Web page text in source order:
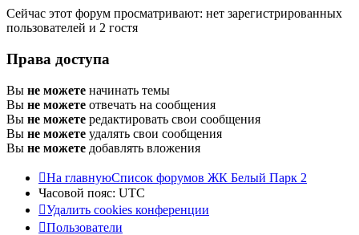
Сейчас этот форум просматривают: нет зарегистрированных
пользователей и 2 гостя
Права доступа
Вы не можете начинать темы
Вы не можете отвечать на сообщения
Вы не можете редактировать свои сообщения
Вы не можете удалять свои сообщения
Вы не можете добавлять вложения
На главнуюСписок форумов ЖК Белый Парк 2
Часовой пояс: UTC
Удалить cookies конференции
Пользователи